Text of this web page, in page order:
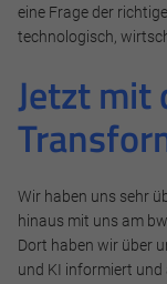
eine Frage der
technologisch,
Jetzt mit
Wir haben uns sehr
hinaus mit uns am
Dort haben wir über
und KI informiert und
anonymisierte
weitergeleitet.
Cookie